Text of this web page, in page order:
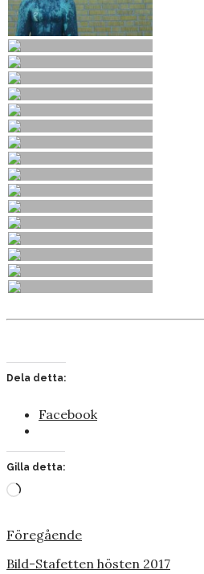
Dela detta:
Facebook
Gilla detta:
Laddar
Föregående
Bild-Stafetten hösten 2017